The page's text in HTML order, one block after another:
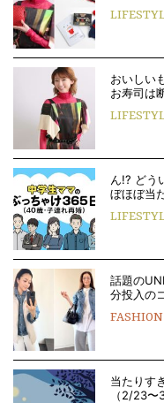
おいしい
お寿司は
ん!? どう
ぼほぼ当
話題の
分投入の
FASHION
当たりす
（2/23